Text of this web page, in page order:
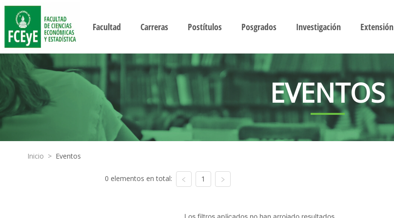
Facultad Carreras Postítulos Posgrados Investigación Extensión
EVENTOS
Inicio > Eventos
0 elementos en total: 1
Los filtros aplicados no han arrojado resultados